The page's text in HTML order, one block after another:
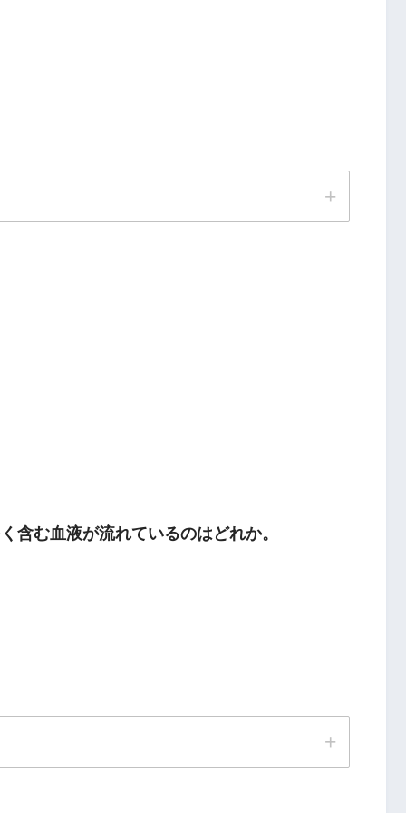
む血液が流れているのはどれか。